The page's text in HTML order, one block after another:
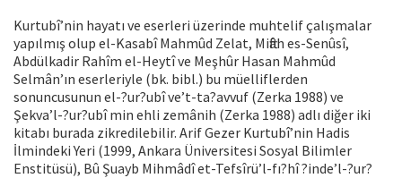
Kurtubî’nin hayatı ve eserleri üzerinde muhtelif çalışmalar
yapılmış olup el-Kasabî Mahmûd Zelat, Miftâh es-Senûsî,
Abdülkadir Rahîm el-Heytî ve Meşhûr Hasan Mahmûd
Selmân’ın eserleriyle (bk. bibl.) bu müelliflerden
sonuncusunun el-?ur?ubî ve’t-ta?avvuf (Zerka 1988) ve
Şekva’l-?ur?ubî min ehli zemânih (Zerka 1988) adlı diğer iki
kitabı burada zikredilebilir. Arif Gezer Kurtubî’nin Hadis
İlmindeki Yeri (1999, Ankara Üniversitesi Sosyal Bilimler
Enstitüsü), Bû Şuayb Mihmâdî et-Tefsîrü’l-fı?hî ?inde’l-?ur?